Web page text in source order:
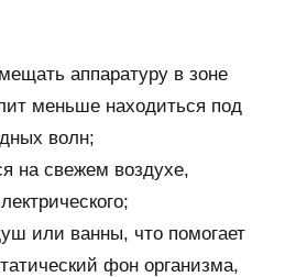
аппаратуру в зоне
меньше находиться под
волн;
на свежем воздухе,
или ванны, что помогает
фон организма,